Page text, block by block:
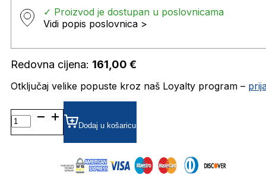
✓ Proizvod je dostupan u poslovnicama
Vidi popis poslovnica >
Redovna cijena: 161,00 €
Otključaj velike popuste kroz naš Loyalty program –
FOS7115 DIOPTRIJSKI
OKVIRI
FOSSIL
Dodaj u košaricu